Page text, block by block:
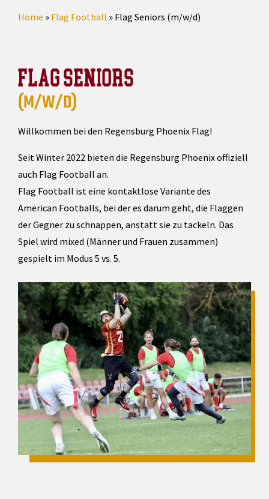
Home » Flag Football » Flag Seniors (m/w/d)
FLAG SENIORS
(M/W/D)
Willkommen bei den Regensburg Phoenix Flag!
Seit Winter 2022 bieten die Regensburg Phoenix offiziell
auch Flag Football an.
Flag Football ist eine kontaktlose Variante des
American Footballs, bei der es darum geht, die Flaggen
der Gegner zu schnappen, anstatt sie zu tackeln. Das
Spiel wird mixed (Männer und Frauen zusammen)
gespielt im Modus 5 vs. 5.